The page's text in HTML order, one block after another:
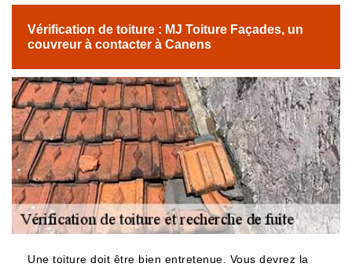
Vérification de toiture : MJ Toiture Façades, un
couvreur à contacter à Canens
Une toiture doit être bien entretenue. Vous devrez la